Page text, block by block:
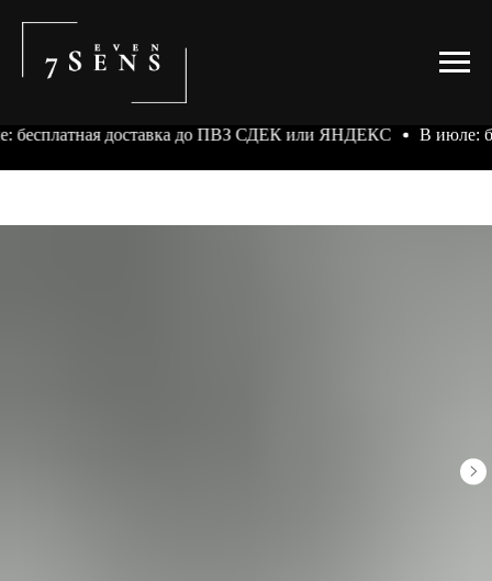
бесплатная доставка до ПВЗ СДЕК или ЯНДЕКС В июле: